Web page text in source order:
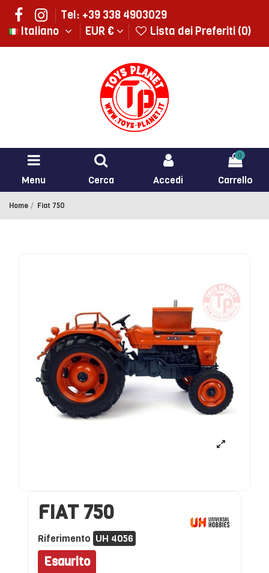
Tel: +39 338 4903029
Italiano
EUR € Lista dei Preferiti (0)
Menu Cerca Accedi
0
Carrello
Home Fiat 750
FIAT 750
Riferimento UH 4056
Esaurito